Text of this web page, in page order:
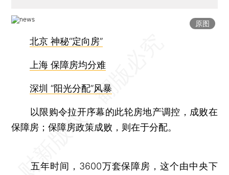
原图
北京 神秘“定向房”
上海 保障房均分难
深圳 “阳光分配”风暴
以限购令拉开序幕的此轮房地产调控，成败在
保障房；保障房政策成败，则在于分配。
五年时间，3600万套保障房，这个由中央下